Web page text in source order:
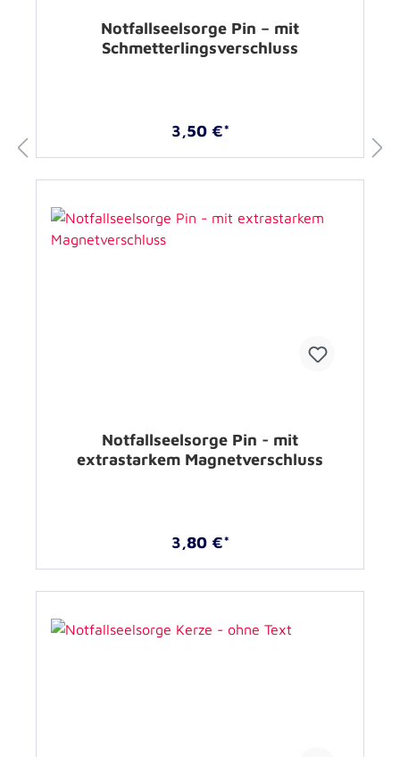
Notfallseelsorge Pin – mit
Schmetterlingsverschluss
3,50 €*
Notfallseelsorge Pin - mit
extrastarkem Magnetverschluss
3,80 €*